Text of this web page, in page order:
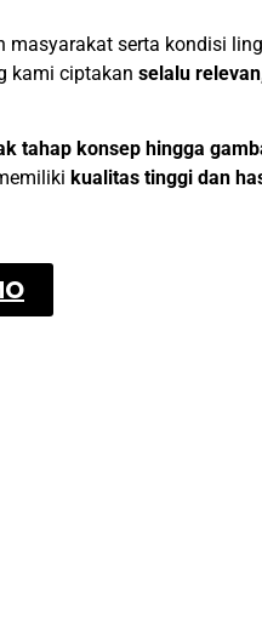
masyarakat serta kondisi
kami ciptakan selalu
tahap konsep hingga
kualitas tinggi dan